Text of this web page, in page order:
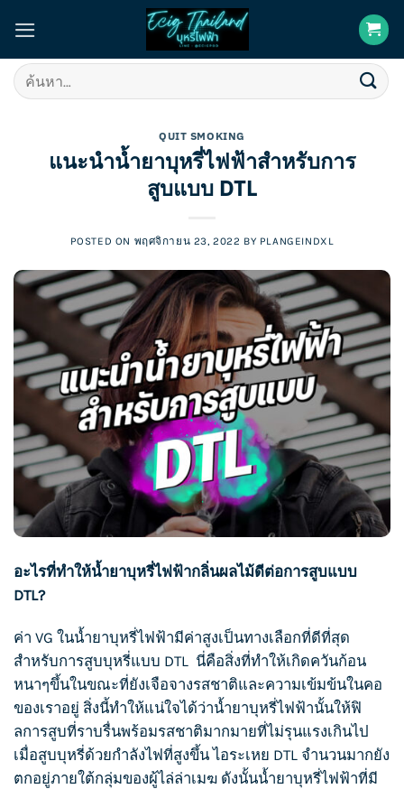
content
ค้นหา:
QUIT SMOKING
แนะนำน้ำยาบุหรี่ไฟฟ้าสำหรับการ
สูบแบบ DTL
POSTED ON พฤศจิกายน 23, 2022 BY PLANGEINDXL
อะไรที่ทำให้น้ำยาบุหรี่ไฟฟ้ากลิ่นผลไม้ดีต่อการสูบแบบ
DTL?
ค่า VG ในน้ำยาบุหรี่ไฟฟ้ามีค่าสูงเป็นทางเลือกที่ดีที่สุด
สำหรับการสูบบุหรี่แบบ DTL นี่คือสิ่งที่ทำให้เกิดควันก้อน
หนาๆขึ้นในขณะที่ยังเจือจางรสชาติและความเข้มข้นในคอ
ของเราอยู่ สิ่งนี้ทำให้แน่ใจได้ว่าน้ำยาบุหรี่ไฟฟ้านั้นให้ฟิ
ลการสูบที่ราบรื่นพร้อมรสชาติมากมายที่ไม่รุนแรงเกินไป
เมื่อสูบบุหรี่ด้วยกำลังไฟที่สูงขึ้น ไอระเหย DTL จำนวนมากยัง
ตกอยู่ภายใต้กลุ่มของผู้ไล่ล่าเมฆ ดังนั้นน้ำยาบุหรี่ไฟฟ้าที่มี